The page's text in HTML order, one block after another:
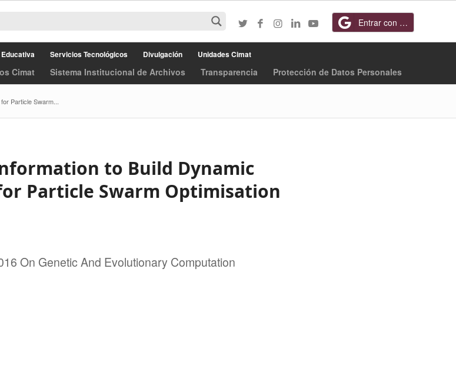
Entrar con Google
Servicios Tecnológicos Divulgación Unidades Cimat
Cimat Sistema Institucional de Archivos Transparencia Protección de Datos Personales
Particle Swarm...
to Build Dynamic
Particle Swarm Optimisation
On Genetic And Evolutionary Computation